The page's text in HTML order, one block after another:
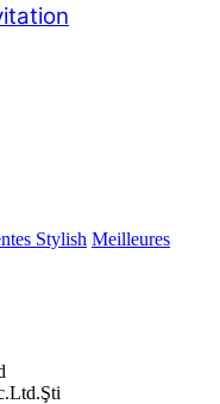
Stylish Meilleures